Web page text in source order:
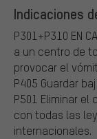
Indicaciones
P301+P310 EN
a un centro de
provocar el
P405 Guardar
P501 Eliminar
con todas las
internacionales.